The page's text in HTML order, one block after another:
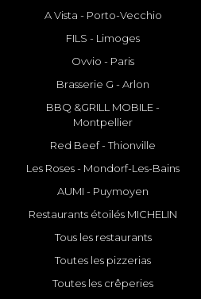
A Vista - Porto-Vecchio
FILS - Limoges
Ovvio - Paris
Brasserie G - Arlon
BBQ &GRILL MOBILE -
Montpellier
Red Beef - Thionville
Les Roses - Mondorf-Les-Bains
AUMI - Puymoyen
Restaurants étoilés MICHELIN
Tous les restaurants
Toutes les pizzerias
Toutes les crêperies